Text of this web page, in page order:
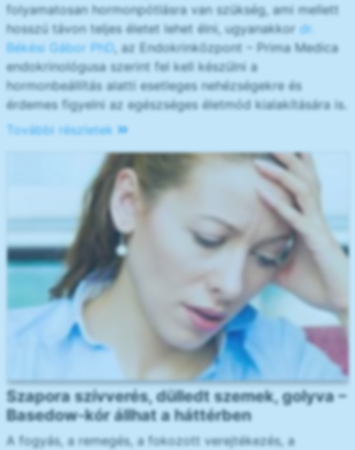
folyamatosan hormonpótlásra van szükség, ami mellett
hosszú távon teljes életet lehet élni, ugyanakkor dr.
Békési Gábor PhD
, az Endokrinközpont – Prima Medica
endokrinológusa szerint fel kell készülni a
hormonbeállítás alatti esetleges nehézségekre és
érdemes figyelni az egészséges életmód kialakítására is.
További részletek
Szapora szívverés, dülledt szemek, golyva –
Basedow-kór állhat a háttérben
A fogyás, a remegés, a fokozott verejtékezés, a